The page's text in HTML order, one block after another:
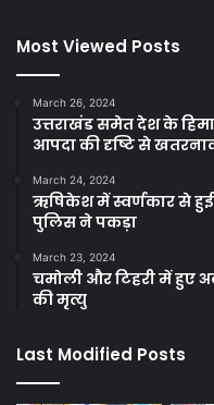
Most Viewed Posts
March 26, 2024
उत्तराखंड समेत देश के
आपदा की दृष्टि से
March 24, 2024
ऋषिकेश में स्वर्णकार से
पुलिस ने पकड़ा
March 23, 2024
चमोली और टिहरी में हुए
की मृत्यु
Last Modified Posts